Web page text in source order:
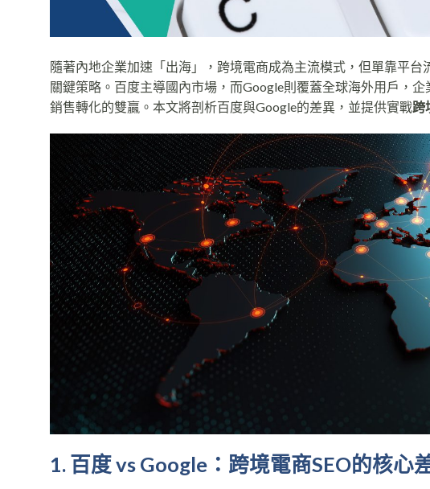
隨著內地企業加速「出海」，跨境電商成為主流模式，但單靠平台
關鍵策略。百度主導國內市場，而Google則覆蓋全球海外用戶，
銷售轉化的雙贏。本文將剖析百度與Google的差異，並提供實戰跨
1. 百度 vs Google：跨境電商SEO的核心